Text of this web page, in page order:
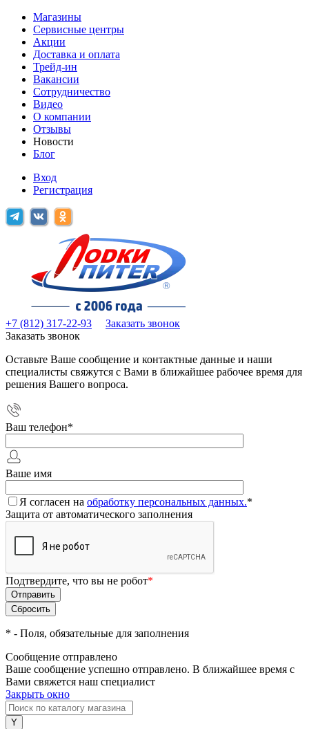
Магазины
Сервисные центры
Акции
Доставка и оплата
Трейд-ин
Вакансии
Сотрудничество
Видео
О компании
Отзывы
Новости
Блог
Вход
Регистрация
+7 (812) 317-22-93
Заказать звонок
Заказать звонок
Оставьте Ваше сообщение и контактные данные и наши
специалисты свяжутся с Вами в ближайшее рабочее время для
решения Вашего вопроса.
Ваш телефон*
Ваше имя
Я согласен на обработку персональных данных.*
Защита от автоматического заполнения
Подтвердите, что вы не робот*
* - Поля, обязательные для заполнения
Сообщение отправлено
Ваше сообщение успешно отправлено. В ближайшее время с
Вами свяжется наш специалист
Закрыть окно